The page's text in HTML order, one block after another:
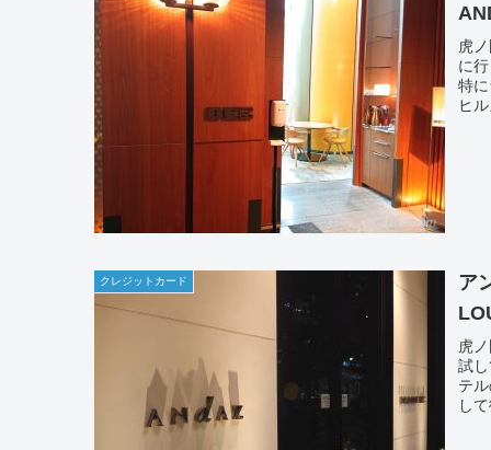
虎
に
特
ヒ
クレジットカード
ア
虎
試
テ
し